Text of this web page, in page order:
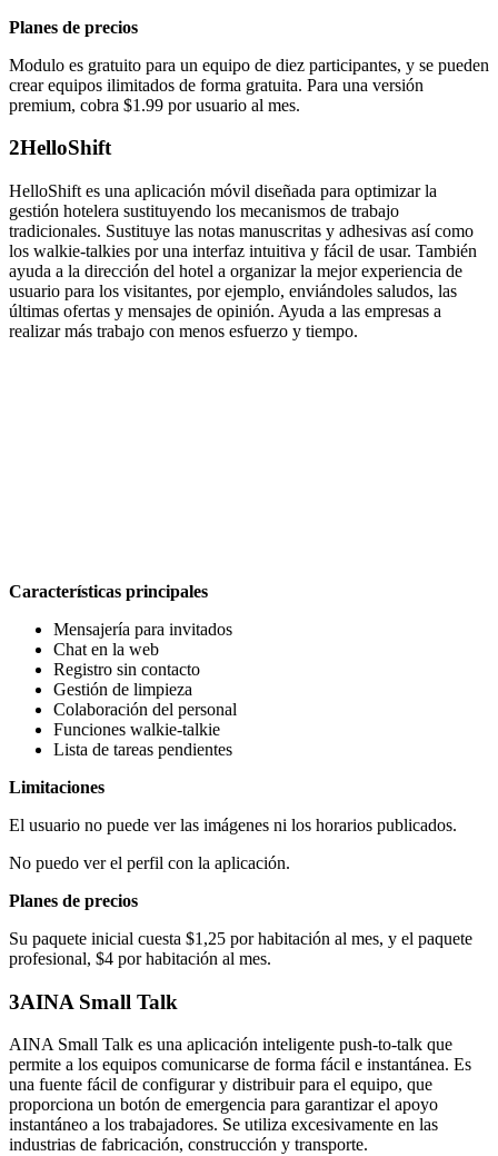
Planes de precios
Modulo es gratuito para un equipo de diez participantes, y se pueden
crear equipos ilimitados de forma gratuita. Para una versión
premium, cobra $1.99 por usuario al mes.
2HelloShift
HelloShift es una aplicación móvil diseñada para optimizar la
gestión hotelera sustituyendo los mecanismos de trabajo
tradicionales. Sustituye las notas manuscritas y adhesivas así como
los walkie-talkies por una interfaz intuitiva y fácil de usar. También
ayuda a la dirección del hotel a organizar la mejor experiencia de
usuario para los visitantes, por ejemplo, enviándoles saludos, las
últimas ofertas y mensajes de opinión. Ayuda a las empresas a
realizar más trabajo con menos esfuerzo y tiempo.
Características principales
Mensajería para invitados
Chat en la web
Registro sin contacto
Gestión de limpieza
Colaboración del personal
Funciones walkie-talkie
Lista de tareas pendientes
Limitaciones
El usuario no puede ver las imágenes ni los horarios publicados.
No puedo ver el perfil con la aplicación.
Planes de precios
Su paquete inicial cuesta $1,25 por habitación al mes, y el paquete
profesional, $4 por habitación al mes.
3AINA Small Talk
AINA Small Talk es una aplicación inteligente push-to-talk que
permite a los equipos comunicarse de forma fácil e instantánea. Es
una fuente fácil de configurar y distribuir para el equipo, que
proporciona un botón de emergencia para garantizar el apoyo
instantáneo a los trabajadores. Se utiliza excesivamente en las
industrias de fabricación, construcción y transporte.